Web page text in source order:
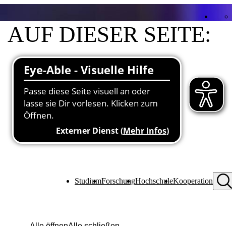
StudiumForschungHochschuleKooperation
AUF DIESER SEITE:
Kontakt
Funktionen an der Hochschule
Schwerpunkte in Lehre und Forschung